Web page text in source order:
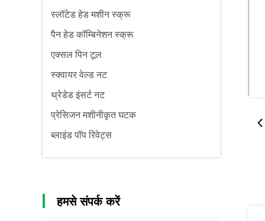
स्लॉटेड हेड मशीन स्क्रू
पैन हेड कॉम्बिनेशन स्क्रू
एक्सल पिन टूल
स्क्वायर वेल्ड नट
थ्रेडेड इंसर्ट नट
प्रेसिजन मशीनीकृत घटक
ब्लाइंड पॉप रिवेट्स
हमसे संपर्क करें